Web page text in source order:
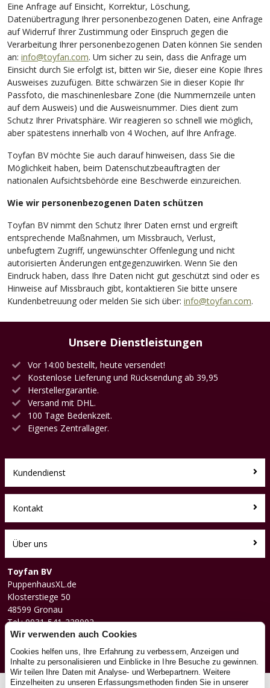
Eine Anfrage auf Einsicht, Korrektur, Löschung,
Datenübertragung Ihrer personenbezogenen Daten, eine Anfrage
auf Widerruf Ihrer Zustimmung oder Einspruch gegen die
Verarbeitung Ihrer personenbezogenen Daten können Sie senden
an: info@toyfan.com. Um sicher zu sein, dass die Anfrage um
Einsicht durch Sie erfolgt ist, bitten wir Sie, dieser eine Kopie Ihres
Ausweises zuzufügen. Bitte schwärzen Sie in dieser Kopie Ihr
Passfoto, die maschinenlesbare Zone (die Nummernzeile unten
auf dem Ausweis) und die Ausweisnummer. Dies dient zum
Schutz Ihrer Privatsphäre. Wir reagieren so schnell wie möglich,
aber spätestens innerhalb von 4 Wochen, auf Ihre Anfrage.
Toyfan BV möchte Sie auch darauf hinweisen, dass Sie die
Möglichkeit haben, beim Datenschutzbeauftragten der
nationalen Aufsichtsbehörde eine Beschwerde einzureichen.
Wie wir personenbezogenen Daten schützen
Toyfan BV nimmt den Schutz Ihrer Daten ernst und ergreift
entsprechende Maßnahmen, um Missbrauch, Verlust,
unbefugtem Zugriff, ungewünschter Offenlegung und nicht
autorisierten Änderungen entgegenzuwirken. Wenn Sie den
Eindruck haben, dass Ihre Daten nicht gut geschützt sind oder es
Hinweise auf Missbrauch gibt, kontaktieren Sie bitte unsere
Kundenbetreuung oder melden Sie sich über: info@toyfan.com.
Unsere Dienstleistungen
Vor 14:00 bestellt, heute versendet!
Kostenlose Lieferung und Rücksendung ab 39,95
Herstellergarantie.
Versand mit DHL.
100 Tage Bedenkzeit.
Eigenes Zentrallager.
Kundendienst
Kontakt
Über uns
Toyfan BV
PuppenhausXL.de
Klosterstiege 50
48599 Gronau
Tel.: 0031-541-228002
Facebook
Instagram
Wir verwenden auch Cookies
Cookies helfen uns, Ihre Erfahrung zu verbessern, Anzeigen und
Inhalte zu personalisieren und Einblicke in Ihre Besuche zu gewinnen.
Wir teilen Ihre Daten mit Analyse- und Werbepartnern. Weitere
Einzelheiten zu unseren Erfassungsmethoden finden Sie in unserer